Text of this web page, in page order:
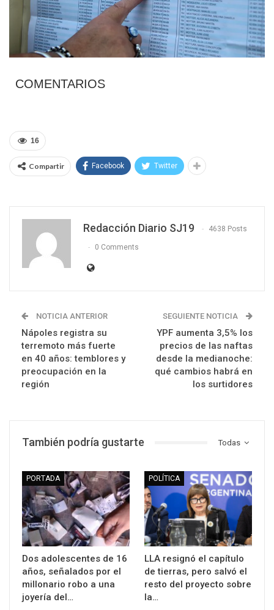
COMENTARIOS
16
Compartir Facebook Twitter
Redacción Diario SJ19 4638 Posts
0 Comments
NOTICIA ANTERIOR
Nápoles registra su
terremoto más fuerte
en 40 años: temblores y
preocupación en la
región
SEGUIENTE NOTICIA
YPF aumenta 3,5% los
precios de las naftas
desde la medianoche:
qué cambios habrá en
los surtidores
Todas
También podría gustarte
PORTADA
Dos adolescentes de 16
años, señalados por el
millonario robo a una
joyería del…
POLÍTICA
LLA resignó el capítulo
de tierras, pero salvó el
resto del proyecto sobre
la…